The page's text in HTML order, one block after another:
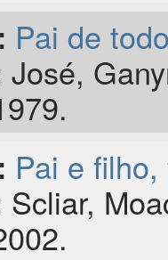
Pai de
José,
Pai e
Scliar,